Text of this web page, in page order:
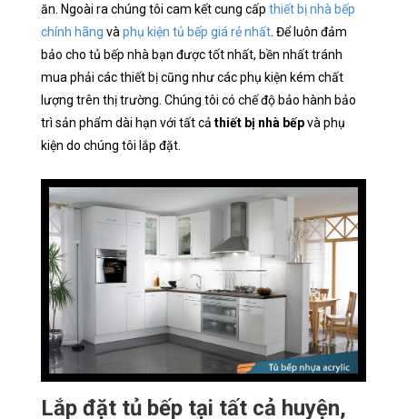
ăn. Ngoài ra chúng tôi cam kết cung cấp thiết bị nhà bếp
chính hãng và phụ kiện tủ bếp giá rẻ nhất . Để luôn đảm
bảo cho tủ bếp nhà bạn được tốt nhất, bền nhất tránh
mua phải các thiết bị cũng như các phụ kiện kém chất
lượng trên thị trường. Chúng tôi có chế độ bảo hành bảo
trì sản phẩm dài hạn với tất cả thiết bị nhà bếpvà phụ
kiện do chúng tôi lắp đặt.
Lắp đặt tủ bếp tại tất cả huyện,